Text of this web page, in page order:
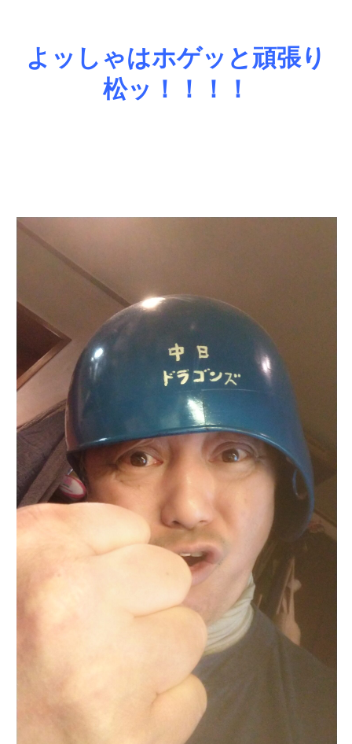
よッしゃはホゲッと頑張り
松ッ！！！！